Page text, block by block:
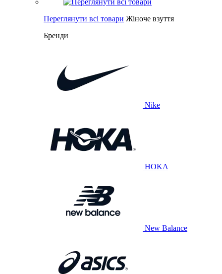
Переглянути всі товари Жіноче взуття
Бренди
Nike
HOKA
New Balance